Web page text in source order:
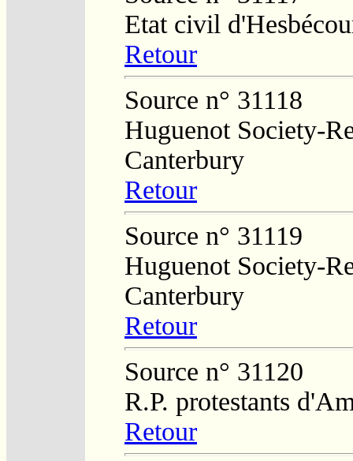
Etat civil
Retour
Source n° 31118
Huguenot Society-
Canterbury
Retour
Source n° 31119
Huguenot Society-
Canterbury
Retour
Source n° 31120
R.P. protestants
Retour